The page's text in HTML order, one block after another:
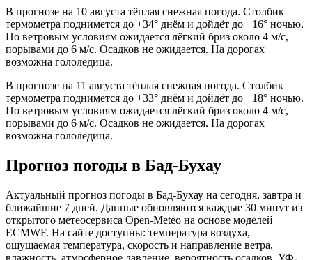
В прогнозе на 10 августа тёплая снежная погода. Столбик
термометра поднимется до +34° днём и дойдёт до +16° ночью.
По ветровым условиям ожидается лёгкий бриз около 4 м/с,
порывами до 6 м/с. Осадков не ожидается. На дорогах
возможна гололедица.
В прогнозе на 11 августа тёплая снежная погода. Столбик
термометра поднимется до +33° днём и дойдёт до +18° ночью.
По ветровым условиям ожидается лёгкий бриз около 4 м/с,
порывами до 6 м/с. Осадков не ожидается. На дорогах
возможна гололедица.
Прогноз погоды в Бад-Бухау
Актуальный прогноз погоды в Бад-Бухау на сегодня, завтра и
ближайшие 7 дней. Данные обновляются каждые 30 минут из
открытого метеосервиса Open-Meteo на основе моделей
ECMWF. На сайте доступны: температура воздуха,
ощущаемая температура, скорость и направление ветра,